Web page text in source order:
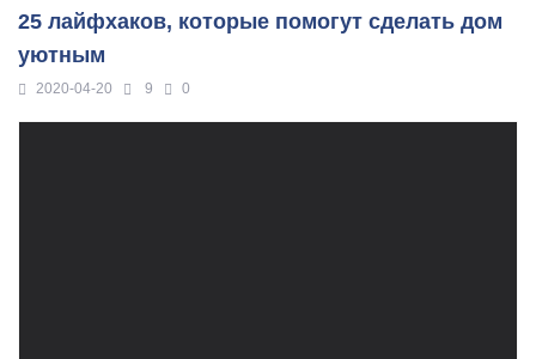
25 лайфхаков, которые помогут сделать дом
уютным
2020-04-20 9 0